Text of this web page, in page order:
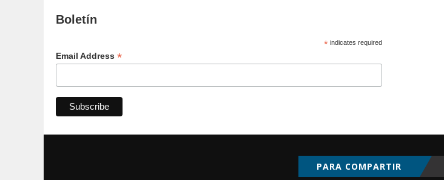
Boletín
*indicates required
Email Address *
PARA COMPARTIR